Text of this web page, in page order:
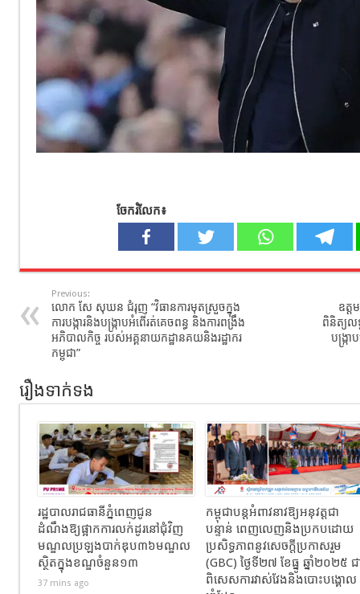
ចែករំលែក៖
Previous:
លោក សែ សុឃន ជំរុញ “វិធានការមុតស្រួចក្នុង
ការបង្ការនិងបង្ក្រាបអំពើរត់គេចពន្ធ និងការពង្រឹង
អភិបាលកិច្ច របស់អគ្គនាយកដ្ឋានគយនិងរដ្ឋាករ
កម្ពុជា”
ឧត្ត
ពិនិត្យលទ្
បង្រ្ក
រឿងទាក់ទង
រដ្ឋបាលរាជធានីភ្នំពេញជូន
ដំណឹងឱ្យផ្អាកការលក់ដូរនៅជុំវិញ
មណ្ឌលប្រឡងបាក់ឌុប៣៦មណ្ឌល
ស្ថិតក្នុងខណ្ឌចំនួន១៣
37 mins ago
កម្ពុជាបន្តអំពាវនាវឱ្យអនុវត្តជា
បន្ទាន់ ពេញលេញនិងប្រកបដោយ
ប្រសិទ្ធភាពនូវសេចក្តីប្រកាសរួម
(GBC) ថ្ងៃទី២៧ ខែធ្នូ ឆ្នាំ២០២៥ ជ
ពិសេសការវាស់វែងនិងបោះបង្គោល